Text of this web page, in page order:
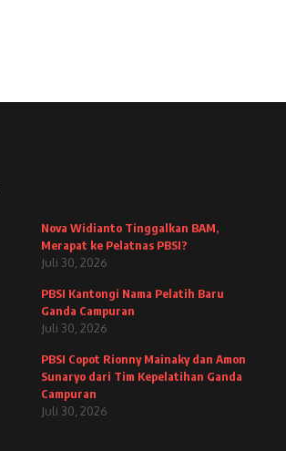
Nova Widianto Tinggalkan BAM,
Merapat ke Pelatnas PBSI?
Juli 30, 2026
PBSI Kantongi Nama Pelatih Baru
Ganda Campuran
Juli 30, 2026
PBSI Copot Rionny Mainaky dan Amon
Sunaryo dari Tim Kepelatihan Ganda
Campuran
Juli 30, 2026